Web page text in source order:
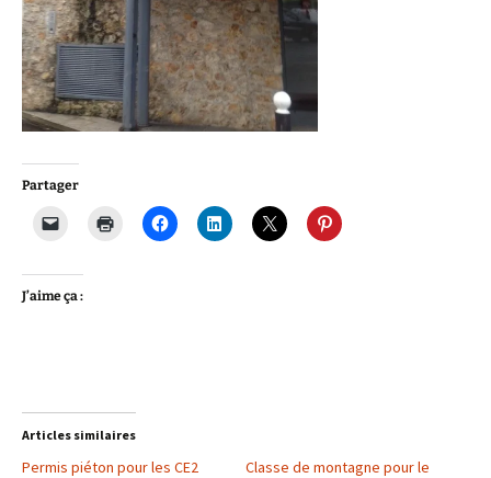
Partager
J’aime ça :
Articles similaires
Permis piéton pour les CE2
Classe de montagne pour le